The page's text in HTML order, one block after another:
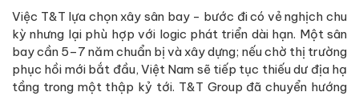
Việc T&T lựa chọn xây sân bay - bước đi có vẻ nghịch chu
kỳ nhưng lại phù hợp với logic phát triển dài hạn. Một sân
bay cần 5–7 năm chuẩn bị và xây dựng; nếu chờ thị trường
phục hồi mới bắt đầu, Việt Nam sẽ tiếp tục thiếu dư địa hạ
tầng trong một thập kỷ tới. T&T Group đã chuyển hướng